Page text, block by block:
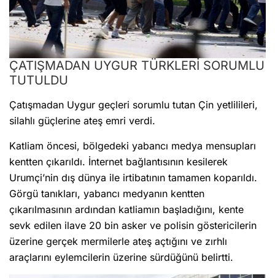
ÇATIŞMADAN UYGUR TÜRKLERİ SORUMLU
TUTULDU
Çatışmadan Uygur geçleri sorumlu tutan Çin yetlilileri,
silahlı güçlerine ateş emri verdi.
Katliam öncesi, bölgedeki yabancı medya mensupları
kentten çıkarıldı. İnternet bağlantısının kesilerek
Urumçi’nin dış dünya ile irtibatının tamamen koparıldı.
Görgü tanıkları, yabancı medyanın kentten
çıkarılmasının ardından katliamın başladığını, kente
sevk edilen ilave 20 bin asker ve polisin göstericilerin
üzerine gerçek mermilerle ateş açtığını ve zırhlı
araçlarını eylemcilerin üzerine sürdüğünü belirtti.